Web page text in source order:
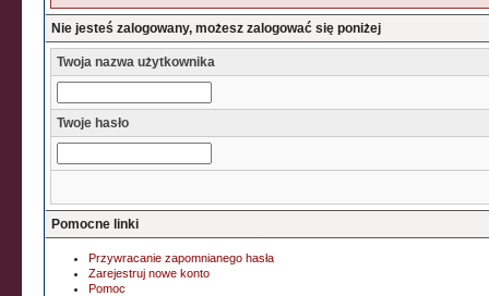
Nie jesteś zalogowany, możesz zalogować się poniżej
Twoja nazwa użytkownika
Twoje hasło
Pomocne linki
Przywracanie zapomnianego hasła
Zarejestruj nowe konto
Pomoc